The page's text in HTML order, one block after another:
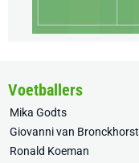
Voetballers
Mika Godts
Giovanni van Bronckhorst
Ronald Koeman